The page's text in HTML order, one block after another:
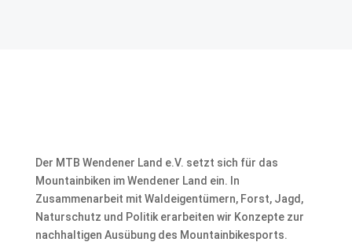
Der MTB Wendener Land e.V. setzt sich für das
Mountainbiken im Wendener Land ein. In
Zusammenarbeit mit Waldeigentümern, Forst, Jagd,
Naturschutz und Politik erarbeiten wir Konzepte zur
nachhaltigen Ausübung des Mountainbikesports.